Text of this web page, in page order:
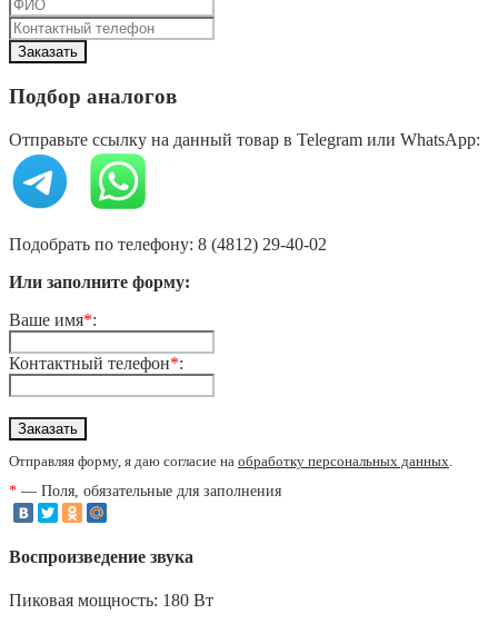
Подбор аналогов
Отправьте ссылку на данный товар в Telegram или WhatsApp:
Подобрать по телефону: 8 (4812) 29-40-02
Или заполните форму:
Ваше имя*:
Контактный телефон*:
Отправляя форму, я даю согласие на обработку персональных данных.
* — Поля, обязательные для заполнения
Воспроизведение звука
Пиковая мощность: 180 Вт